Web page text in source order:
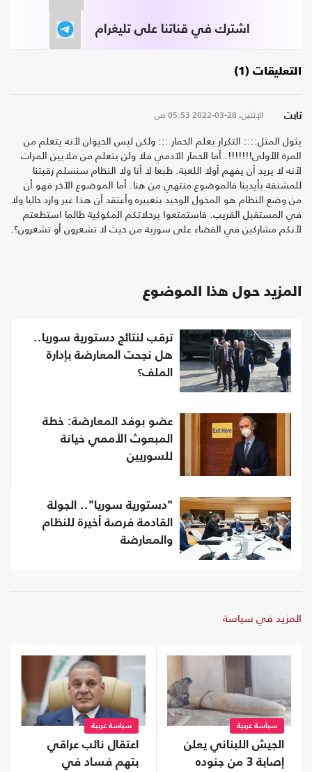
اشترك في قناتنا على تليغرام
التعليقات (1)
ثابت الإثنين، 28-03-2022 05:53 ص
يثول المثل:::: التكرار يعلم الحمار ::: ولكن ليس الحيوان لأنه يتعلم من
المرة الأولى!!!!!!!. أما الحمار الآدمي فلا ولن يتعلم من ملايين المرات
لأنه لا يريد أن يفهم أولا اللعبة. طبعا لا أنا ولا النظام سنسلم رقبتنا
للمشنقة بأيدينا فالموضوع منتهي من هنا. أما الموضوع الآخر فهو أن
من وضع النظام هو المخول الوحيد بتغييره وأعتقد أن هذا غير وارد حاليا ولا
في المستقبل القريب. فاستمتعوا برحلاتكم المكوكية طالما استطعتم
لأنكم مشاركين في القضاء على سورية من حيث لا تشعرون أو تشعرون؟.
المزيد حول هذا الموضوع
ترقب لنتائج دستورية سوريا..
هل نجحت المعارضة بإدارة
الملف؟
عضو بوفد المعارضة: خطة
المبعوث الأممي خيانة
للسوريين
"دستورية سوريا".. الجولة
القادمة فرصة أخيرة للنظام
والمعارضة
المزيد في سياسة
سياسة عربية
الجيش اللبناني يعلن
إصابة 3 من جنوده
سياسة عربية
اعتقال نائب عراقي
بتهم فساد في